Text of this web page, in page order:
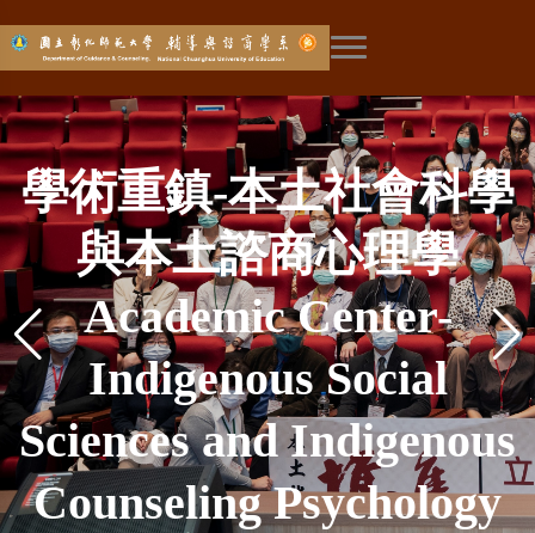
展開主選單
環境最美－號稱薰衣草
森林彰化分店
Gorgeous Surroundings
in GC, NCUE
彰師輔諮－台灣輔導工
作發源地
GC, NCUE-The
Birthplace of
Counseling Profession
in Taiwan
飛越五十-彰師輔諮創系
五十周年
GC, NCUE 50
Anniversary
學術重鎮-本土社會科學
與本土諮商心理學
Academic Center-
Indigenous Social
Sciences and Indigenous
Counseling Psychology
全台唯一－婚姻與家族
治療專業
The Only in Taiwan—
Marriage and Family
Therapy Profession
彰師輔諮－比賽常勝軍
GC, NCUE, The
Frequent Winner of
Various Competitions
網路成癮－媒體報導
News Reports of Our
Research on Internet
Addiction
全國最強－輔導與諮商
師資陣容
The Best Faculty for
Counseling Training
Lineup
加入師培—成為教育工
作者
Join Teacher Education
—Being a Educator
系所社會責任
Department Social
Responsibility
EAP學程－成為職場員
工的溫暖曙光
Employee Assistance
Program (EAP) - The
Warm Sun shining in
Workplace
設備最好－量身打造的
專業系館
Top Equipment- The
Professional
Department Building of
GC, NCUE
彰師輔諮新生成長營－
來自彰師輔諮的熱烈歡
迎
GC, NCUE Orientation
Camp - A Special
Welcome from GC,
輔諮大軍－彰師輔諮系
學會幹部群
Counseling Corps-
Student Association
Council of GC, NCUE
彰師輔諮－媒體最愛
GC, NCUE, The Media
Favorite to Report
探索未來—華人生涯研
究中心
Helper of Career
Exploring—Center for
Chinese Research
Career
全國高中生輔導營－學
涯與生涯的探索體驗
GC, NCUE Summer
Camp - First Try of
Exploring Academic
Career & Work Career
社工學程－輔導諮商與
社會工作知能兼備
Social Worker Program
- Combined with
Guidance, Counseling
and Social Work
環境最美－號稱薰衣草
森林彰化分店
Gorgeous Surroundings
in GC, NCUE
彰師輔諮－台灣輔導工
作發源地
GC, NCUE-The
Birthplace of
Counseling Profession
in Taiwan